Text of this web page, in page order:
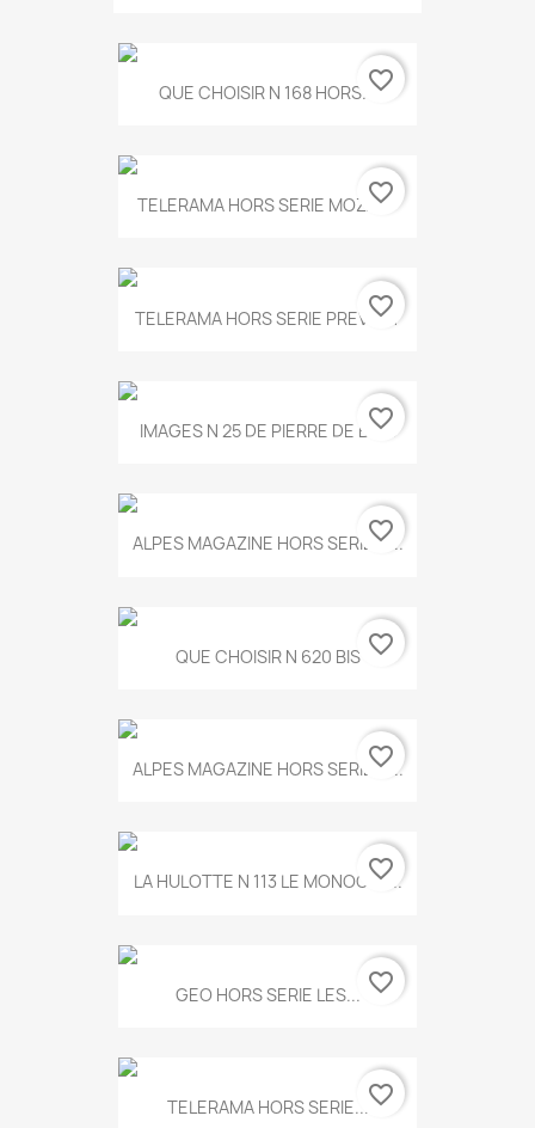
QUE CHOISIR N 168 HORS...favorite_border
TELERAMA HORS SERIE MOZART
favorite_border
TELERAMA HORS SERIE PREVERT
favorite_border
IMAGES N 25 DE PIERRE DE BOIS
favorite_border
ALPES MAGAZINE HORS SERIE N...
favorite_border
QUE CHOISIR N 620 BIS favorite_border
ALPES MAGAZINE HORS SERIE N...
favorite_border
LA HULOTTE N 113 LE MONOCLE...
favorite_border
GEO HORS SERIE LES... favorite_border
TELERAMA HORS SERIE...favorite_border